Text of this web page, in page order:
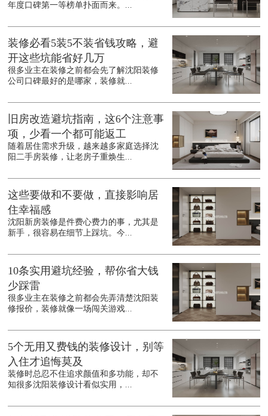
年度口碑第一等榜单扑面而来。...
装修必看5装5不装省钱攻略，避
开这些坑能省好几万
很多业主在装修之前都会先了解沈阳装修
公司口碑最好的是哪家，装修就...
旧房改造避坑指南，这6个注意事
项，少看一个都可能返工
随着居住需求升级，越来越多家庭选择沈
阳二手房装修，让老房子重焕生...
这些要做和不要做，直接影响居
住幸福感
沈阳新房装修是件费心费力的事，尤其是
新手，很容易在细节上踩坑。今...
10条实用避坑经验，帮你省大钱
少踩雷
很多业主在装修之前都会先弄清楚沈阳装
修报价，装修就像一场闯关游戏...
5个无用又费钱的装修设计，别等
入住才追悔莫及
装修时总忍不住追求颜值和多功能，却不
知很多沈阳装修设计看似实用，...